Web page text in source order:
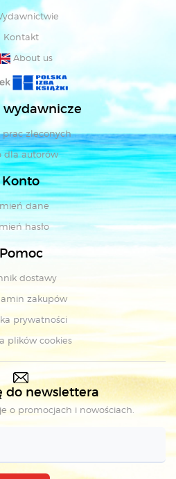
Kontakt
About us
wydawnicze
prac zleconych
dla autorów
Konto
dane
hasło
Pomoc
dostawy
zakupów
prywatności
plików cookies
do newslettera
o promocjach i nowościach.